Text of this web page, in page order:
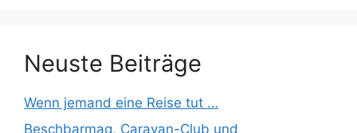
Neuste Beiträge
Wenn jemand eine Reise tut …
Beschbarmaq, Caravan-Club und